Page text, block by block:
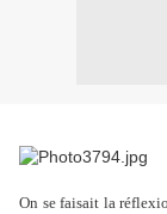
On se faisait la